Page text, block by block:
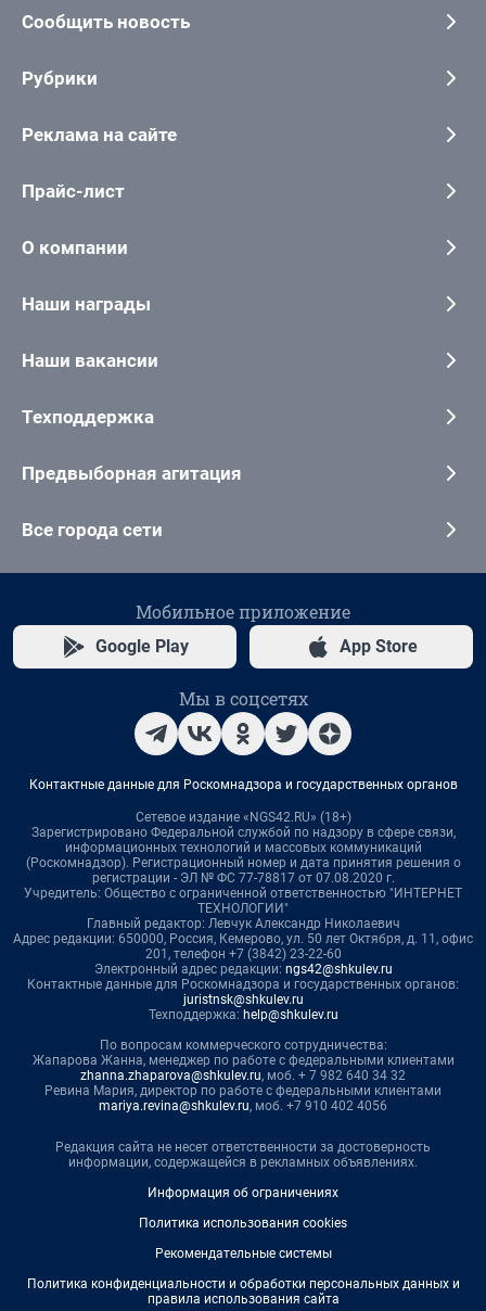
Сообщить новость
Рубрики
Реклама на сайте
Прайс-лист
О компании
Наши награды
Наши вакансии
Техподдержка
Предвыборная агитация
Все города сети
Мобильное приложение
Google Play App Store
Мы в соцсетях
Контактные данные для Роскомнадзора и государственных органов
Сетевое издание «NGS42.RU» (18+)
Зарегистрировано Федеральной службой по надзору в сфере связи,
информационных технологий и массовых коммуникаций
(Роскомнадзор). Регистрационный номер и дата принятия решения о
регистрации - ЭЛ № ФС 77-78817 от 07.08.2020 г.
Учредитель: Общество с ограниченной ответственностью "ИНТЕРНЕТ
ТЕХНОЛОГИИ"
Главный редактор: Левчук Александр Николаевич
Адрес редакции: 650000, Россия, Кемерово, ул. 50 лет Октября, д. 11, офис
201, телефон +7 (3842) 23-22-60
Электронный адрес редакции: ngs42@shkulev.ru
Контактные данные для Роскомнадзора и государственных органов:
juristnsk@shkulev.ru
Техподдержка: help@shkulev.ru
По вопросам коммерческого сотрудничества:
Жапарова Жанна, менеджер по работе с федеральными клиентами
zhanna.zhaparova@shkulev.ru, моб. + 7 982 640 34 32
Ревина Мария, директор по работе с федеральными клиентами
mariya.revina@shkulev.ru, моб. +7 910 402 4056
Редакция сайта не несет ответственности за достоверность
информации, содержащейся в рекламных объявлениях.
Информация об ограничениях
Политика использования cookies
Рекомендательные системы
Политика конфиденциальности и обработки персональных данных и
правила использования сайта